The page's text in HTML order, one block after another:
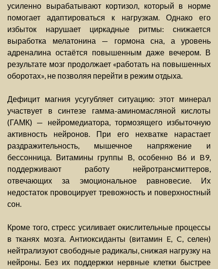
усиленно вырабатывают кортизол, который в норме
помогает адаптироваться к нагрузкам. Однако его
избыток нарушает циркадные ритмы: снижается
выработка мелатонина — гормона сна, а уровень
адреналина остаётся повышенным даже вечером. В
результате мозг продолжает «работать на повышенных
оборотах», не позволяя перейти в режим отдыха.
Дефицит магния усугубляет ситуацию: этот минерал
участвует в синтезе гамма-аминомасляной кислоты
(ГАМК) — нейромедиатора, тормозящего избыточную
активность нейронов. При его нехватке нарастает
раздражительность, мышечное напряжение и
бессонница. Витамины группы B, особенно B6 и B9,
поддерживают работу нейротрансмиттеров,
отвечающих за эмоциональное равновесие. Их
недостаток провоцирует тревожность и поверхностный
сон.
Кроме того, стресс усиливает окислительные процессы
в тканях мозга. Антиоксиданты (витамин E, C, селен)
нейтрализуют свободные радикалы, снижая нагрузку на
нейроны. Без их поддержки нервные клетки быстрее